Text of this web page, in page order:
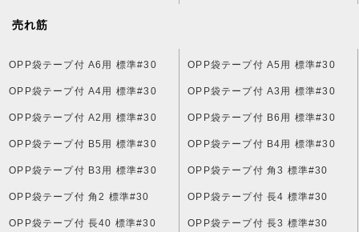
売れ筋
OPP袋テープ付 A6用 標準#30 OPP袋テープ付 A5用 標準#30
OPP袋テープ付 A4用 標準#30 OPP袋テープ付 A3用 標準#30
OPP袋テープ付 A2用 標準#30 OPP袋テープ付 B6用 標準#30
OPP袋テープ付 B5用 標準#30 OPP袋テープ付 B4用 標準#30
OPP袋テープ付 B3用 標準#30 OPP袋テープ付 角3 標準#30
OPP袋テープ付 角2 標準#30 OPP袋テープ付 長4 標準#30
OPP袋テープ付 長40 標準#30 OPP袋テープ付 長3 標準#30